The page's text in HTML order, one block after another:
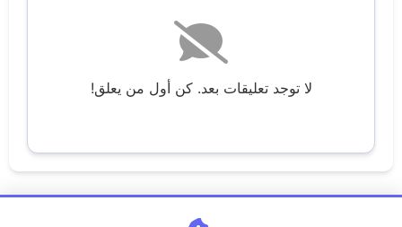
لا توجد تعليقات بعد. كن أول من يعلق!